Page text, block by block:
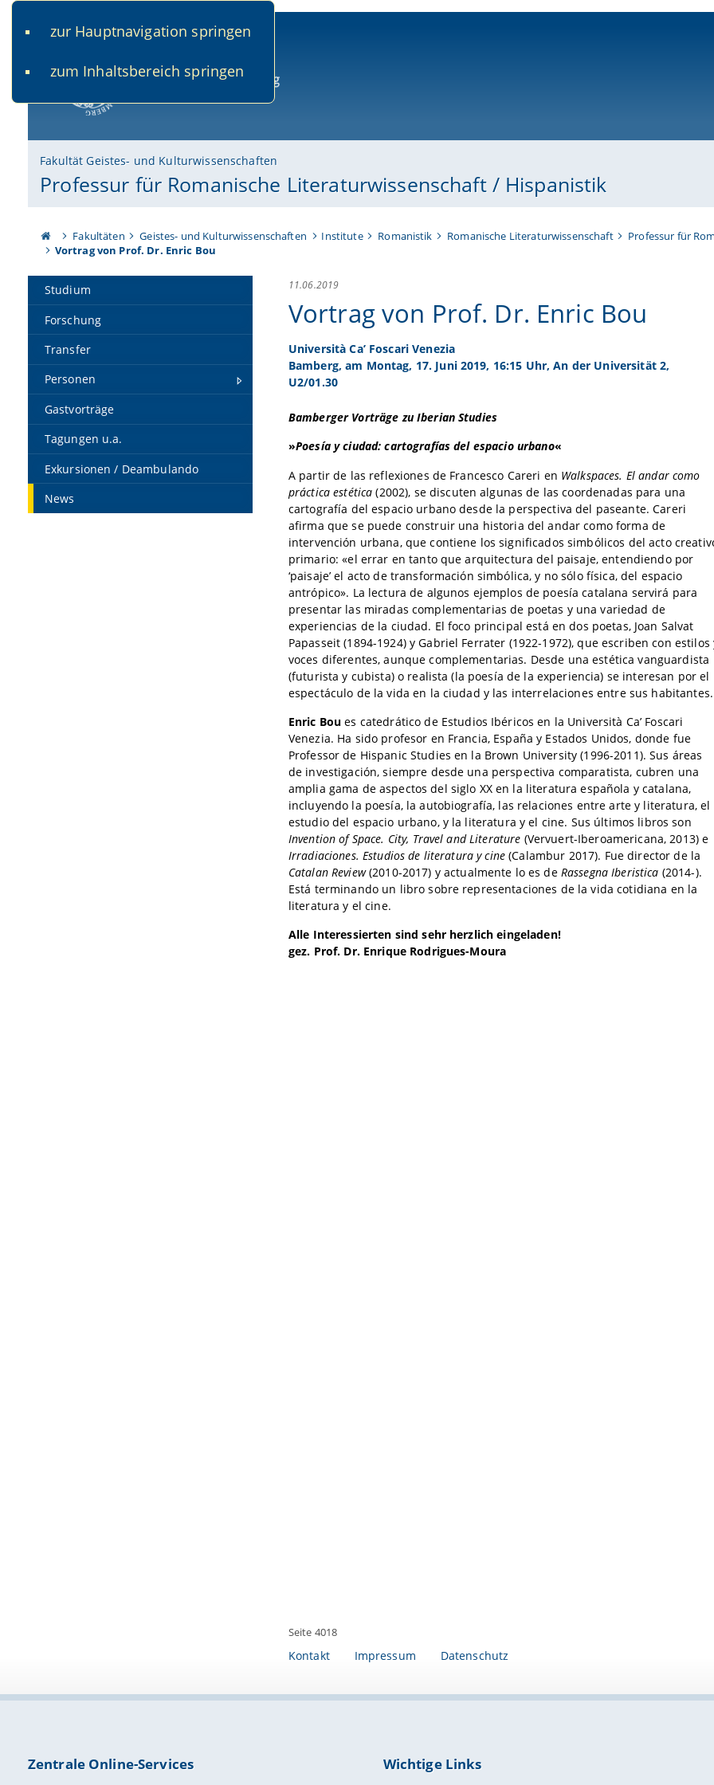
zur Hauptnavigation springen
zum Inhaltsbereich springen
Fakultät Geistes- und Kulturwissenschaften
Professur für Romanische Literaturwissenschaft / Hispanistik
Fakultäten Geistes- und Kulturwissenschaften Institute Romanistik Romanische Literaturwissenschaft
Professur für
Vortrag von Prof. Dr. Enric Bou
Studium
Forschung
Transfer
Personen
Gastvorträge
Tagungen u.a.
Exkursionen / Deambulando
News
11.06.2019
Vortrag von Prof. Dr. Enric Bou
Università Ca’ Foscari Venezia
Bamberg, am Montag, 17. Juni 2019, 16:15 Uhr, An der Universität 2,
U2/01.30
Bamberger Vorträge zu Iberian Studies
»Poesía y ciudad: cartografías del espacio urbano«
A partir de las reflexiones de Francesco Careri en Walkspaces. El andar como
práctica estética (2002), se discuten algunas de las coordenadas para una
cartografía del espacio urbano desde la perspectiva del paseante. Careri
afirma que se puede construir una historia del andar como forma de
intervención urbana, que contiene los significados simbólicos del acto
primario: «el errar en tanto que arquitectura del paisaje, entendiendo por
‘paisaje’ el acto de transformación simbólica, y no sólo física, del espacio
antrópico». La lectura de algunos ejemplos de poesía catalana servirá para
presentar las miradas complementarias de poetas y una variedad de
experiencias de la ciudad. El foco principal está en dos poetas, Joan Salvat
Papasseit (1894-1924) y Gabriel Ferrater (1922-1972), que escriben con estilos
voces diferentes, aunque complementarias. Desde una estética vanguardista
(futurista y cubista) o realista (la poesía de la experiencia) se interesan por el
espectáculo de la vida en la ciudad y las interrelaciones entre sus habitantes.
Enric Bou es catedrático de Estudios Ibéricos en la Università Ca’ Foscari
Venezia. Ha sido profesor en Francia, España y Estados Unidos, donde fue
Professor de Hispanic Studies en la Brown University (1996-2011). Sus áreas
de investigación, siempre desde una perspectiva comparatista, cubren una
amplia gama de aspectos del siglo XX en la literatura española y catalana,
incluyendo la poesía, la autobiografía, las relaciones entre arte y literatura, el
estudio del espacio urbano, y la literatura y el cine. Sus últimos libros son
Invention of Space. City, Travel and Literature (Vervuert-Iberoamericana, 2013) e
Irradiaciones. Estudios de literatura y cine (Calambur 2017). Fue director de la
Catalan Review(2010-2017) y actualmente lo es de Rassegna Iberistica (2014-).
Está terminando un libro sobre representaciones de la vida cotidiana en la
literatura y el cine.
Alle Interessierten sind sehr herzlich eingeladen!
gez. Prof. Dr. Enrique Rodrigues-Moura
Seite 4018
Kontakt Impressum Datenschutz
Zentrale Online-Services Wichtige Links